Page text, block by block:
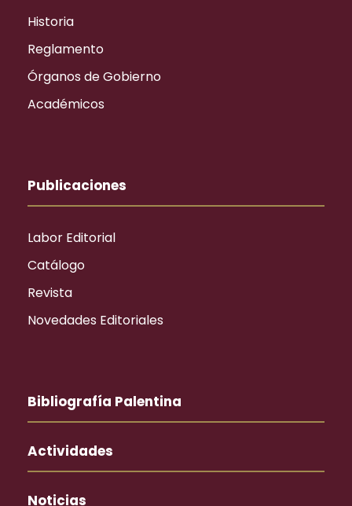
Historia
Reglamento
Órganos de Gobierno
Académicos
Publicaciones
Labor Editorial
Catálogo
Revista
Novedades Editoriales
Bibliografía Palentina
Actividades
Noticias